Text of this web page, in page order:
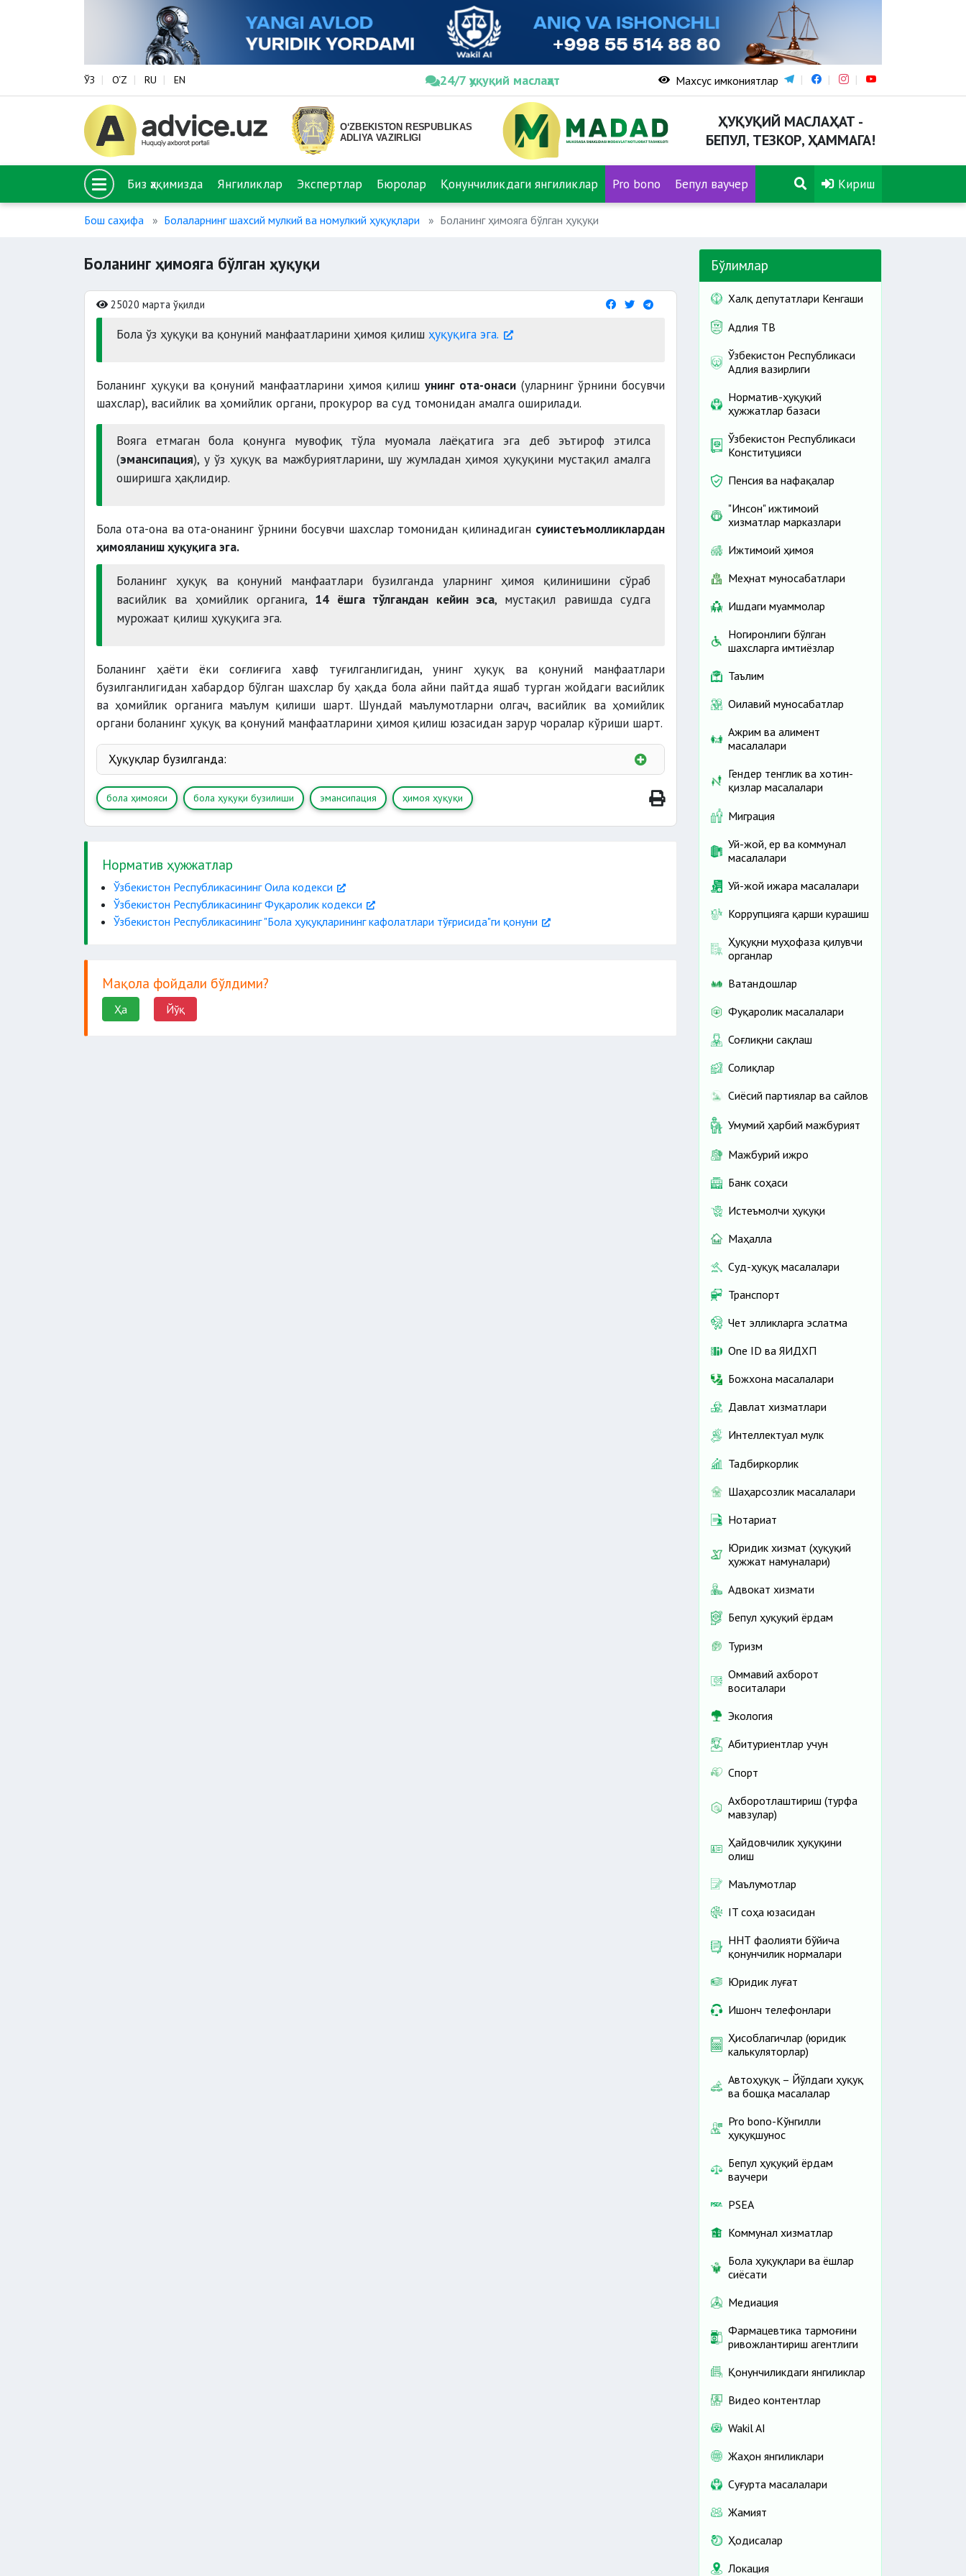
ЎЗ O‘Z RU EN 24/7 ҳуқуқий маслаҳат Махсус имкониятлар
ҲУҚУҚИЙ МАСЛАҲАТ -
БЕПУЛ, ТЕЗКОР, ҲАММАГА!
Биз ҳақимизда Янгиликлар Экспертлар Бюролар Қонунчиликдаги янгиликлар Pro bono Бепул ваучер Кириш
Бош саҳифа Болаларнинг шахсий мулкий ва номулкий ҳуқуқлари Боланинг ҳимояга бўлган ҳуқуқи
Боланинг ҳимояга бўлган ҳуқуқи
25020 марта ўқилди
Бола ўз ҳуқуқи ва қонуний манфаатларини ҳимоя қилиш ҳуқуқига эга.
Боланинг ҳуқуқи ва қонуний манфаатларини ҳимоя қилишунинг ота-онаси(уларнинг ўрнини босувчи
шахслар), васийлик ва ҳомийлик органи, прокурор ва суд томонидан амалга оширилади.
Вояга етмаган бола қонунга мувофиқ тўла муомала лаёқатига эга деб эътироф этилса
(эмансипация), у ўз ҳуқуқ ва мажбуриятларини, шу жумладан ҳимоя ҳуқуқини мустақил амалга
оширишга ҳақлидир.
Бола ота-она ва ота-онанинг ўрнини босувчи шахслар томонидан қилинадиган суиистеъмолликлардан
ҳимояланиш ҳуқуқига эга.
Боланинг ҳуқуқ ва қонуний манфаатлари бузилганда уларнинг ҳимоя қилинишини сўраб
васийлик ва ҳомийлик органига, 14 ёшга тўлгандан кейин эса, мустақил равишда судга
мурожаат қилиш ҳуқуқига эга.
Боланинг ҳаёти ёки соғлиғига хавф туғилганлигидан, унинг ҳуқуқ ва қонуний манфаатлари
бузилганлигидан хабардор бўлган шахслар бу ҳақда бола айни пайтда яшаб турган жойдаги васийлик
ва ҳомийлик органига маълум қилиши шарт. Шундай маълумотларни олгач, васийлик ва ҳомийлик
органи боланинг ҳуқуқ ва қонуний манфаатларини ҳимоя қилиш юзасидан зарур чоралар кўриши шарт.
Ҳуқуқлар бузилганда:
органларига
органларига
бола ҳимояси бола ҳуқуқи бузилиши эмансипация ҳимоя ҳуқуқи
Норматив ҳужжатлар
Ўзбекистон Республикасининг Оила кодекси
Ўзбекистон Республикасининг Фуқаролик кодекси
Ўзбекистон Республикасининг "Бола ҳуқуқларининг кафолатлари тўғрисида"ги қонуни
Мақола фойдали бўлдими?
Ҳа Йўқ
Бўлимлар
Халқ депутатлари Кенгаши
Адлия ТВ
Ўзбекистон Республикаси
Адлия вазирлиги
Норматив-ҳуқуқий
ҳужжатлар базаси
Ўзбекистон Республикаси
Конституцияси
Пенсия ва нафақалар
"Инсон" ижтимоий
хизматлар марказлари
Ижтимоий ҳимоя
Меҳнат муносабатлари
Ишдаги муаммолар
Ногиронлиги бўлган
шахсларга имтиёзлар
Таълим
Оилавий муносабатлар
Ажрим ва алимент
масалалари
Гендер тенглик ва хотин-
қизлар масалалари
Миграция
Уй-жой, ер ва коммунал
масалалари
Уй-жой ижара масалалари
Коррупцияга қарши курашиш
Ҳуқуқни муҳофаза қилувчи
органлар
Ватандошлар
Фуқаролик масалалари
Соғлиқни сақлаш
Солиқлар
Сиёсий партиялар ва сайлов
Умумий ҳарбий мажбурият
Мажбурий ижро
Банк соҳаси
Истеъмолчи ҳуқуқи
Маҳалла
Суд-ҳуқуқ масалалари
Транспорт
Чет элликларга эслатма
One ID ва ЯИДХП
Божхона масалалари
Давлат хизматлари
Интеллектуал мулк
Тадбиркорлик
Шаҳарсозлик масалалари
Нотариат
Юридик хизмат (ҳуқуқий
ҳужжат намуналари)
Адвокат хизмати
Бепул ҳуқуқий ёрдам
Туризм
Оммавий ахборот
воситалари
Экология
Абитуриентлар учун
Спорт
Ахборотлаштириш (турфа
мавзулар)
Ҳайдовчилик ҳуқуқини
олиш
Маълумотлар
IT соҳа юзасидан
ННТ фаолияти бўйича
қонунчилик нормалари
Юридик луғат
Ишонч телефонлари
Ҳисоблагичлар (юридик
калькуляторлар)
Автоҳуқуқ – Йўлдаги ҳуқуқ
ва бошқа масалалар
Pro bono-Кўнгилли
ҳуқуқшунос
Бепул ҳуқуқий ёрдам
ваучери
PSEA
Коммунал хизматлар
Бола ҳуқуқлари ва ёшлар
сиёсати
Медиация
Фармацевтика тармоғини
ривожлантириш агентлиги
Қонунчиликдаги янгиликлар
Видео контентлар
Wakil AI
Жаҳон янгиликлари
Cуғурта масалалари
Жамият
Ҳодисалар
Локация